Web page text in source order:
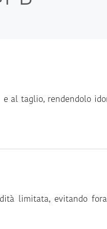
al taglio, rendendolo
limitata, evitando